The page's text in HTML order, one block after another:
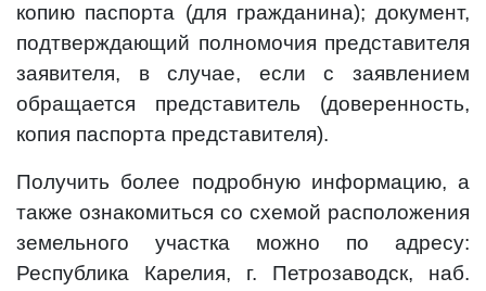
копию паспорта (для гражданина); документ,
подтверждающий полномочия представителя
заявителя, в случае, если с заявлением
обращается представитель (доверенность,
копия паспорта представителя).
Получить более подробную информацию, а
также ознакомиться со схемой расположения
земельного участка можно по адресу:
Республика Карелия, г. Петрозаводск, наб.